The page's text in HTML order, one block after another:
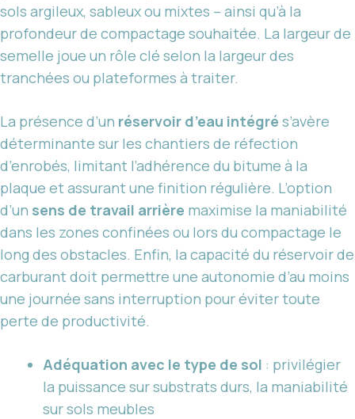
sols argileux, sableux ou mixtes – ainsi qu’à la
profondeur de compactage souhaitée. La largeur de
semelle joue un rôle clé selon la largeur des
tranchées ou plateformes à traiter.
La présence d’un réservoir d’eau intégré s’avère
déterminante sur les chantiers de réfection
d’enrobés, limitant l’adhérence du bitume à la
plaque et assurant une finition régulière. L’option
d’un sens de travail arrière maximise la maniabilité
dans les zones confinées ou lors du compactage le
long des obstacles. Enfin, la capacité du réservoir de
carburant doit permettre une autonomie d’au moins
une journée sans interruption pour éviter toute
perte de productivité.
Adéquation avec le type de sol : privilégier
la puissance sur substrats durs, la maniabilité
sur sols meubles